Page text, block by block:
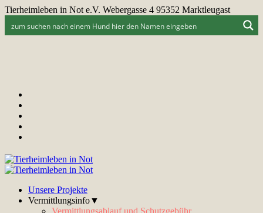
Tierheimleben in Not e.V. Webergasse 4 95352 Marktleugast
Unsere Projekte
Vermittlungsinfo▼
Vermittlungsablauf und Schutzgebühr